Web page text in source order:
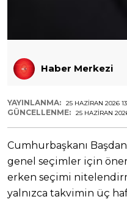
Haber Merkezi
YAYINLANMA: 25 HAZIRAN 2026
GÜNCELLENME: 25 HAZIRAN
Cumhurbaşkanı
genel seçimler için
erken seçimi
yalnızca takvimin üç